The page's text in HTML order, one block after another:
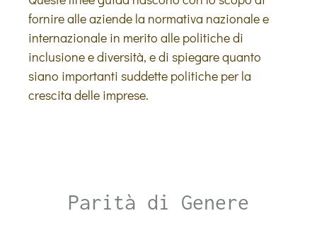
fornire alle aziende la normativa nazionale e
internazionale in merito alle politiche di
inclusione e diversità, e di spiegare quanto
siano importanti suddette politiche per la
crescita delle imprese.
Parità di Genere